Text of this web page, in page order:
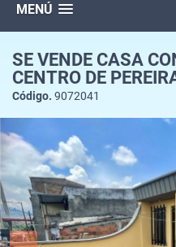
MENÚ
SE VENDE CASA
CENTRO DE
Código. 9072041